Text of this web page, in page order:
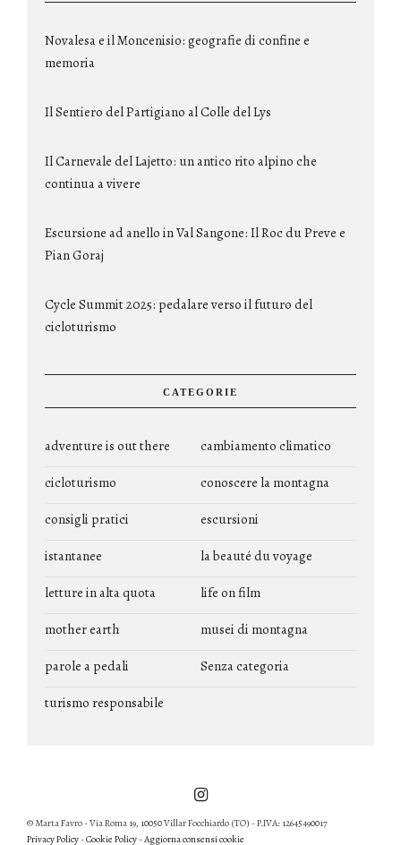
Novalesa e il Moncenisio: geografie di confine e
memoria
Il Sentiero del Partigiano al Colle del Lys
Il Carnevale del Lajetto: un antico rito alpino che
continua a vivere
Escursione ad anello in Val Sangone: Il Roc du Preve e
Pian Goraj
Cycle Summit 2025: pedalare verso il futuro del
cicloturismo
CATEGORIE
adventure is out there cambiamento climatico
cicloturismo conoscere la montagna
consigli pratici escursioni
istantanee la beauté du voyage
letture in alta quota life on film
mother earth musei di montagna
parole a pedali Senza categoria
turismo responsabile
© Marta Favro - Via Roma 19, 10050 Villar Focchiardo (TO) - P.IVA: 12645490017
Privacy Policy-Cookie Policy-Aggiorna consensi cookie